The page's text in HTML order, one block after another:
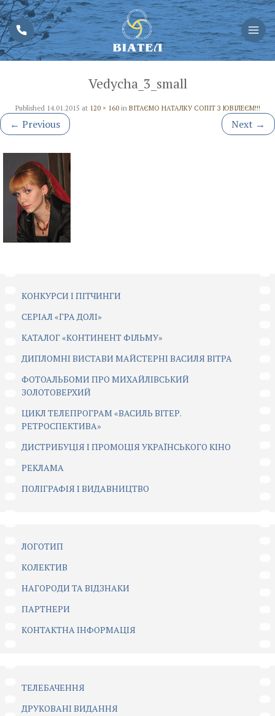
Vedycha_3_small
Published 14.01.2015 at 120 × 160in ВІТАЄМО НАТАЛКУ СОПІТ З ЮВІЛЕЄМ!!!
← Previous Next →
КОНКУРСИ І ПІТЧИНГИ
CЕРІАЛ «ГРА ДОЛІ»
КАТАЛОГ «КОНТИНЕНТ ФІЛЬМУ»
ДИПЛОМНІ ВИСТАВИ МАЙСТЕРНІ ВАСИЛЯ ВІТРА
ФОТОАЛЬБОМИ ПРО МИХАЙЛІВСЬКИЙ
ЗОЛОТОВЕРХИЙ
ЦИКЛ ТЕЛЕПРОГРАМ «ВАСИЛЬ ВІТЕР.
РЕТРОСПЕКТИВА»
ДИСТРИБУЦІЯ І ПРОМОЦІЯ УКРАЇНСЬКОГО КІНО
РЕКЛАМА
ПОЛІГРАФІЯ І ВИДАВНИЦТВО
ЛОГОТИП
КОЛЕКТИВ
НАГОРОДИ ТА ВІДЗНАКИ
ПАРТНЕРИ
КОНТАКТНА ІНФОРМАЦІЯ
ТЕЛЕБАЧЕННЯ
ДРУКОВАНІ ВИДАННЯ